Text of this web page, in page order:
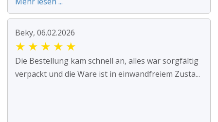
Beky, 06.02.2026
★ ★ ★ ★ ★
Die Bestellung kam schnell an, alles war sorgfältig
verpackt und die Ware ist in einwandfreiem Zusta...